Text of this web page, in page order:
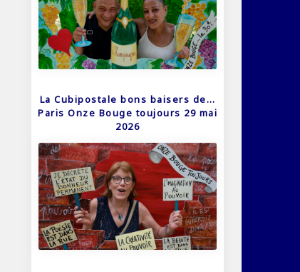
La Cubipostale bons baisers de…
Paris Onze Bouge toujours 29 mai
2026